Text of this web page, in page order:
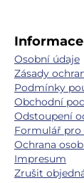
Informace
Osobní údaje
Zásady
Podmínky
Obchodní
Odstoupení
Formulář
Ochrana
Impresum
Zrušit